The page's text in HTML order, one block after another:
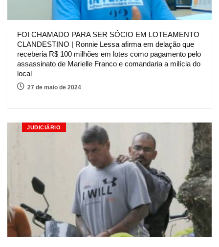
FOI CHAMADO PARA SER SÓCIO EM LOTEAMENTO
CLANDESTINO | Ronnie Lessa afirma em delação que
receberia R$ 100 milhões em lotes como pagamento pelo
assassinato de Marielle Franco e comandaria a milícia do
local
27 de maio de 2024
JUDICIÁRIO